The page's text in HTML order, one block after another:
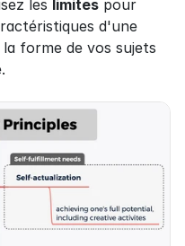
les limites pour
d'une
la forme de vos sujets